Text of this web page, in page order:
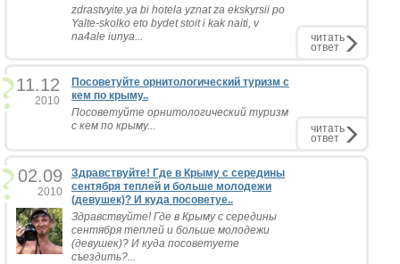
zdrastvyite.ya bi hotela yznat za ekskyrsii po
Yalte-skolko eto bydet stoit i kak naiti, v
na4ale iunya...
читать
ответ
11.12
2010
Посоветуйте орнитологический туризм с
кем по крыму..
Посоветуйте орнитологический туризм
с кем по крыму...
читать
ответ
02.09
2010
Здравствуйте! Где в Крыму с середины
сентября теплей и больше молодежи
(девушек)? И куда посоветуе..
Здравствуйте! Где в Крыму с середины
сентября теплей и больше молодежи
(девушек)? И куда посоветуете
съездить?...